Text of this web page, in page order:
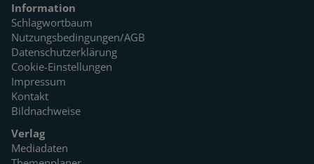
Information
Schlagwortbaum
Nutzungsbedingungen/AGB
Datenschutzerklärung
Cookie-Einstellungen
Impressum
Kontakt
Bildnachweise
Verlag
Mediadaten